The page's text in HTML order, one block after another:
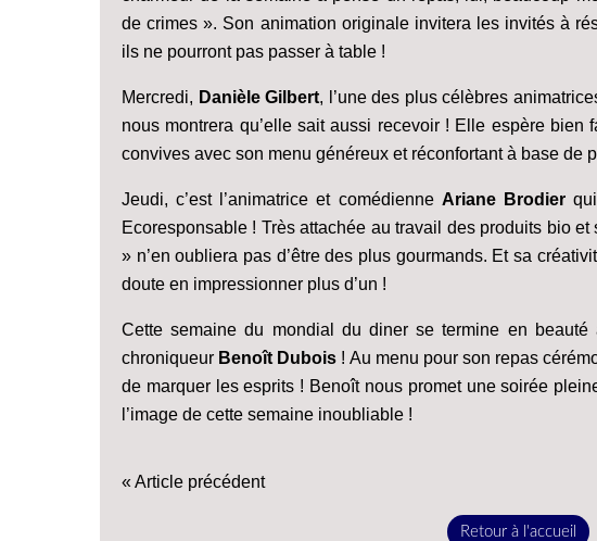
de crimes ». Son animation originale invitera les invités à
ils ne pourront pas passer à table !
Mercredi, Danièle Gilbert, l’une des plus célèbres
nous montrera qu’elle sait aussi recevoir ! Elle espère bien
convives avec son menu généreux et réconfortant à base de
Jeudi, c’est l’animatrice et comédienne Ariane Brodierqui
Ecoresponsable ! Très attachée au travail des produits bio
» n’en oubliera pas d’être des plus gourmands. Et sa
doute en impressionner plus d’un !
Cette semaine du mondial du diner se termine en beauté
chroniqueur Benoît Dubois ! Au menu pour son repas
de marquer les esprits ! Benoît nous promet une soirée
l’image de cette semaine inoubliable !
« Article précédent
Retour à l'accueil